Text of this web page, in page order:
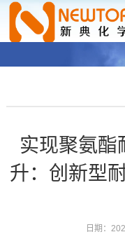
实现聚氨酯
升：创新型
日期：